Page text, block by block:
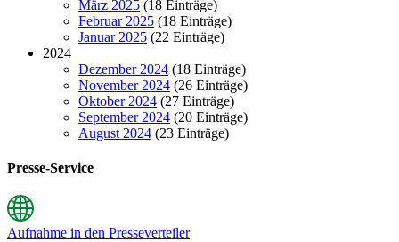
März 2025 (18 Einträge)
Februar 2025 (18 Einträge)
Januar 2025 (22 Einträge)
2024
Dezember 2024 (18 Einträge)
November 2024 (26 Einträge)
Oktober 2024 (27 Einträge)
September 2024 (20 Einträge)
August 2024 (23 Einträge)
Presse-Service
Aufnahme in den Presseverteiler